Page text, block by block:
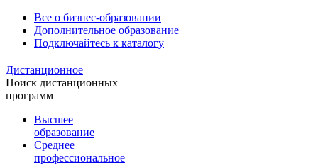
Все о бизнес-образовании
Дополнительное образование
Подключайтесь к каталогу
Дистанционное
Поиск дистанционных
программ
Высшее
образование
Среднее
профессиональное